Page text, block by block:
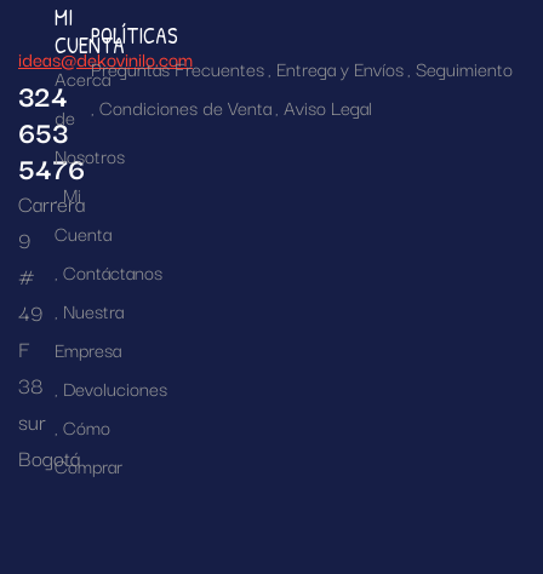
ideas@dekovinilo.com
324
653
5476
Carrera
9
#
49
F
38
sur
Bogotá
MI
CUENTA
Acerca
de
Nosotros
Mi
Cuenta
Contáctanos
Nuestra
Empresa
Devoluciones
Cómo
Comprar
POLÍTICAS
Preguntas Frecuentes Entrega y Envíos Seguimiento
Condiciones de Venta Aviso Legal